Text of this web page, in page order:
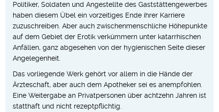
Politiker, Soldaten und Angestellte des Gaststättengewerbes
haben diesem Übel ein vorzeitiges Ende ihrer Karriere
zuzuschreiben. Aber auch zwischenmenschliche Höhepunkte
auf dem Gebiet der Erotik verkümmern unter katarrhischen
Anfällen, ganz abgesehen von der hygienischen Seite dieser
Angelegenheit.
Das vorliegende Werk gehört vor allem in die Hände der
Ärzteschaft, aber auch dem Apotheker sei es anempfohlen.
Eine Weitergabe an Privatpersonen über achtzehn Jahren ist
statthaft und nicht rezeptpflichtig.